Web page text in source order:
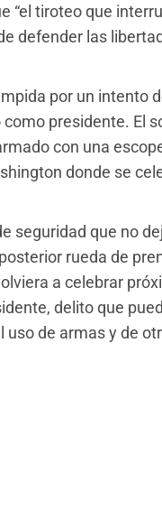
“el tiroteo que
defender las
por un intento
presidente. El
con una
donde se
seguridad que no
rueda de
a celebrar
delito que
uso de armas y de